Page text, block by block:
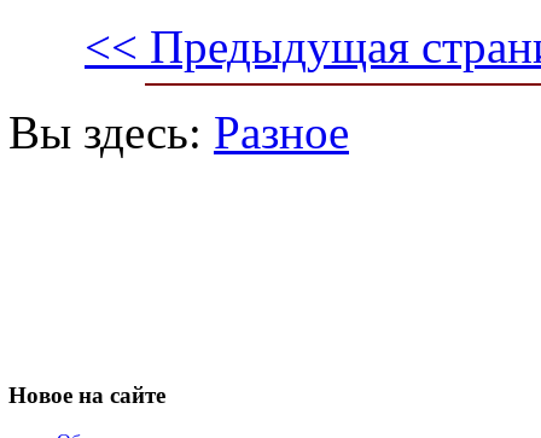
<< Предыдущая
Вы здесь: Разное
Новое на сайте